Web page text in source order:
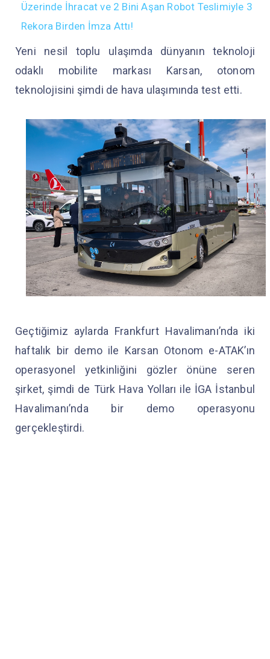
Üzerinde İhracat ve 2 Bini Aşan Robot Teslimiyle 3
Rekora Birden İmza Attı!
Yeni nesil toplu ulaşımda dünyanın teknoloji
odaklı mobilite markası Karsan, otonom
teknolojisini şimdi de hava ulaşımında test etti.
Geçtiğimiz aylarda Frankfurt Havalimanı’nda iki
haftalık bir demo ile Karsan Otonom e-ATAK’ın
operasyonel yetkinliğini gözler önüne seren
şirket, şimdi de Türk Hava Yolları ile İGA İstanbul
Havalimanı’nda bir demo operasyonu
gerçekleştirdi.